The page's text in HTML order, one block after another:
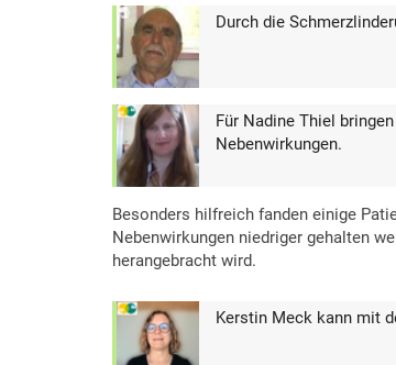
Durch die
Für Nadine Thiel
Nebenwirkungen.
Besonders hilfreich fanden einige
Nebenwirkungen niedriger gehalten
herangebracht wird.
Kerstin Meck kann mit